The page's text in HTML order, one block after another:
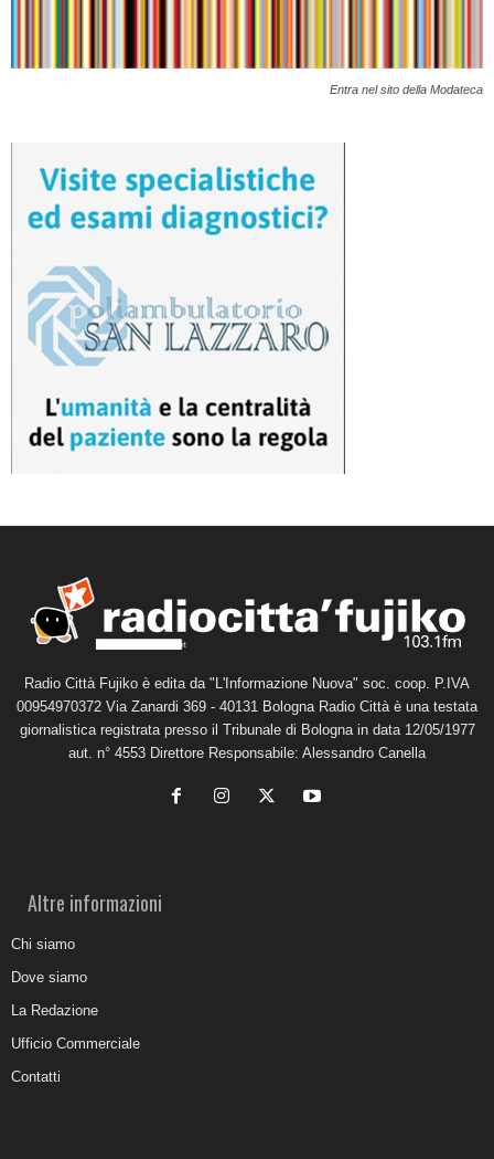
Entra nel sito della Modateca
Radio Città Fujiko è edita da "L'Informazione Nuova" soc. coop. P.IVA
00954970372 Via Zanardi 369 - 40131 Bologna Radio Città è una testata
giornalistica registrata presso il Tribunale di Bologna in data 12/05/1977
aut. n° 4553 Direttore Responsabile: Alessandro Canella
Altre informazioni
Chi siamo
Dove siamo
La Redazione
Ufficio Commerciale
Contatti